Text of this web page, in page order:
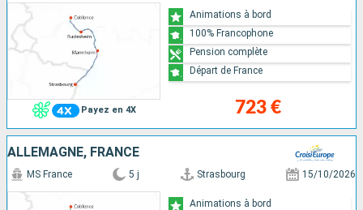
Payez en 4X 723 €
Animations à bord
100% Francophone
Pension complète
Départ de France
ALLEMAGNE, FRANCE
MS France 5 j Strasbourg 15/10/2026
Animations à bord